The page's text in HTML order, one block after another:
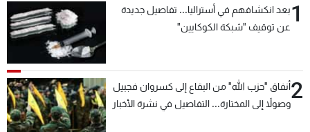
1بعد انكشافهم في أستراليا... تفاصيل جديدة
عن توقيف "شبكة الكوكايين"
2أنفاق "حزب الله" من البقاع إلى كسروان فجبيل
وصولاً إلى المختارة... التفاصيل في نشرة الأخبار